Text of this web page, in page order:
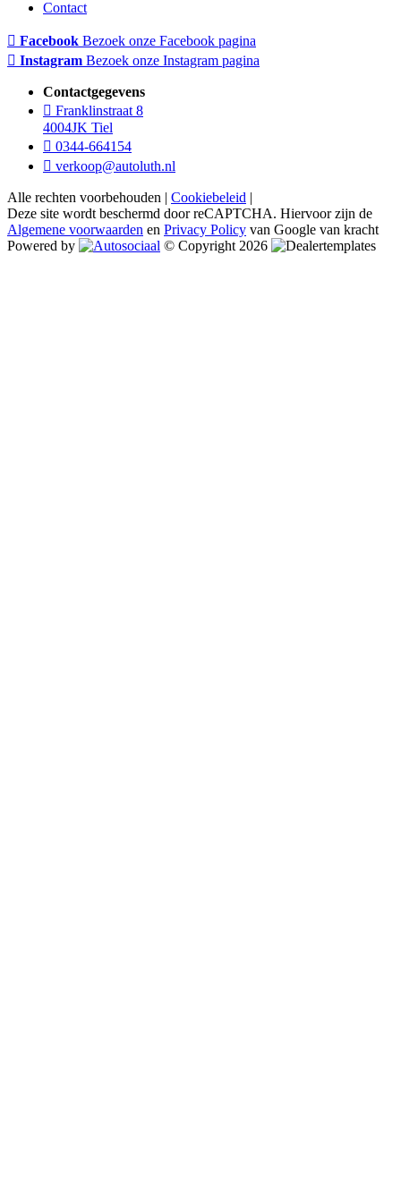
Contact
Facebook Bezoek onze Facebook pagina
Instagram Bezoek onze Instagram pagina
Contactgegevens
Franklinstraat 8
4004JK Tiel
0344-664154
verkoop@autoluth.nl
Alle rechten voorbehouden | Cookiebeleid |
Deze site wordt beschermd door reCAPTCHA. Hiervoor zijn de
Algemene voorwaarden en Privacy Policy van Google van kracht
Powered by
© Copyright 2026